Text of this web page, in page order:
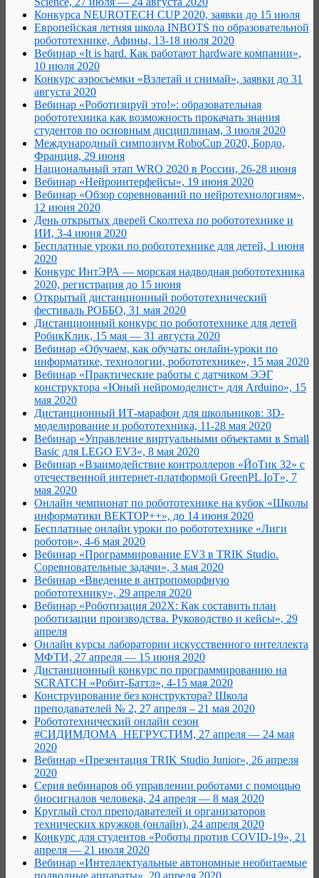
Конкурса NEUROTECH CUP 2020, заявки до 15 июля
Европейская летняя школа INBOTS по образовательной
робототехнике, Афины, 13-18 июля 2020
Вебинар «It is hard. Как работают hardware компании»,
10 июля 2020
Конкурс аэросъемки «Взлетай и снимай», заявки до 31
августа 2020
Вебинар «Роботизируй это!»: образовательная
робототехника как возможность прокачать знания
студентов по основным дисциплинам, 3 июля 2020
Международный симпозиум RoboCup 2020, Бордо,
Франция, 29 июня
Национальный этап WRO 2020 в России, 26-28 июня
Вебинар «Нейроинтерфейсы», 19 июня 2020
Вебинар «Обзор соревнований по нейротехнологиям»,
12 июня 2020
День открытых дверей Сколтеха по робототехнике и
ИИ, 3-4 июня 2020
Бесплатные уроки по робототехнике для детей, 1 июня
2020
Конкурс ИнтЭРА — морская надводная робототехника
2020, регистрация до 15 июня
Открытый дистанционный робототехнический
фестиваль РОББО, 31 мая 2020
Дистанционный конкурс по робототехнике для детей
РобикКлик, 15 мая — 31 августа 2020
Вебинар «Обучаем, как обучать: онлайн-уроки по
информатике, технологии, робототехнике», 15 мая 2020
Вебинар «Практические работы с датчиком ЭЭГ
конструктора «Юный нейромоделист» для Arduino», 15
мая 2020
Дистанционный ИТ-марафон для школьников: 3D-
моделирование и робототехника, 11-28 мая 2020
Вебинар «Управление виртуальными объектами в Small
Basic для LEGO EV3», 8 мая 2020
Вебинар «Взаимодействие контроллеров «ЙоТик 32» с
отечественной интернет-платформой GreenPL IoT», 7
мая 2020
Онлайн чемпионат по робототехнике на кубок «Школы
информатики ВЕКТОР++», до 14 июня 2020
Бесплатные онлайн уроки по робототехнике «Лиги
роботов», 4-6 мая 2020
Вебинар «Программирование EV3 в TRIK Studio.
Соревновательные задачи», 3 мая 2020
Вебинар «Введение в антропоморфную
робототехнику», 29 апреля 2020
Вебинар «Роботизация 202Х: Как составить план
роботизации производства. Руководство и кейсы», 29
апреля
Онлайн курсы лаборатории искусственного интеллекта
МФТИ, 27 апреля — 15 июня 2020
Дистанционный конкурс по программированию на
SCRATCH «Робит-Баттл», 4-15 мая 2020
Конструирование без конструктора? Школа
преподавателей № 2, 27 апреля – 21 мая 2020
Робототехнический онлайн сезон
#СИДИМДОМА_НЕГРУСТИМ, 27 апреля — 24 мая
2020
Вебинар «Презентация TRIK Studio Junior», 26 апреля
2020
Cерия вебинаров об управлении роботами с помощью
биосигналов человека, 24 апреля — 8 мая 2020
Круглый стол преподавателей и организаторов
технических кружков (онлайн), 24 апреля 2020
Конкурс для студентов «Роботы против COVID-19», 21
апреля — 21 июля 2020
Вебинар «Интеллектуальные автономные необитаемые